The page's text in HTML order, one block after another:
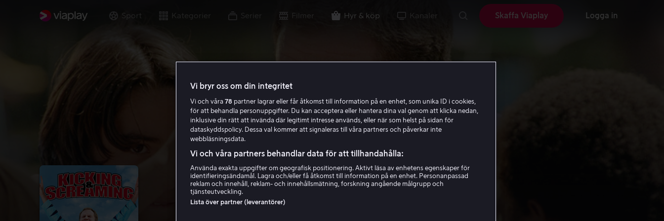
Sport Kategorier Serier Filmer Hyr & köp Kanaler Skaffa Viaplay Logga in
Vi bryr oss om din integritet
Vi och våra 78 partner lagrar eller får åtkomst till information på en enhet, som unika ID i cookies,
för att behandla personuppgifter. Du kan acceptera eller hantera dina val genom att klicka nedan,
inklusive din rätt att invända där legitimt intresse används, eller när som helst på sidan för
dataskyddspolicy. Dessa val kommer att signaleras till våra partners och påverkar inte
webbläsningsdata.
Vi och våra partners behandlar data för att tillhandahålla:
Använda exakta uppgifter om geografisk positionering. Aktivt läsa av enhetens egenskaper för
identifieringsändamål. Lagra och/eller få åtkomst till information på en enhet. Personanpassad
reklam och innehåll, reklam- och innehållsmätning, forskning angående målgrupp och
tjänsteutveckling.
Lista över partner (leverantörer)